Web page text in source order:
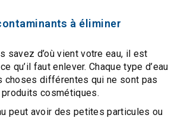
à éliminer
savez d’où vient votre eau, il est
qu’il faut enlever. Chaque type d’eau
choses différentes qui ne sont pas
cosmétiques.
peut avoir des petites particules ou